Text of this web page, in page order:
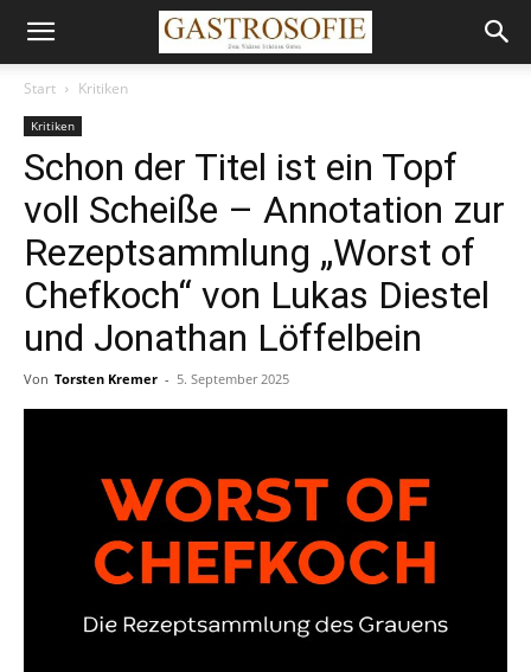
Start Kritiken
Kritiken
Schon der Titel ist ein Topf
voll Scheiße – Annotation zur
Rezeptsammlung „Worst of
Chefkoch“ von Lukas Diestel
und Jonathan Löffelbein
Von Torsten Kremer - 5. September 2025